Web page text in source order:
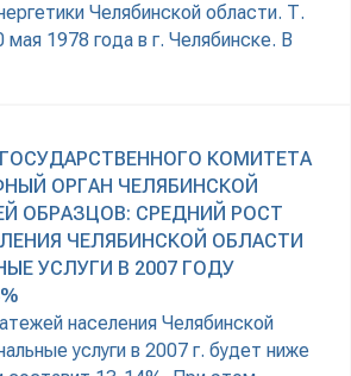
Челябинской области. Т.
мая 1978 года в г. Челябинске. В
КОМИТЕТА
ОРГАН ЧЕЛЯБИНСКОЙ
ОБРАЗЦОВ: СРЕДНИЙ РОСТ
ЧЕЛЯБИНСКОЙ ОБЛАСТИ
УСЛУГИ В 2007 ГОДУ
населения Челябинской
услуги в 2007 г. будет ниже